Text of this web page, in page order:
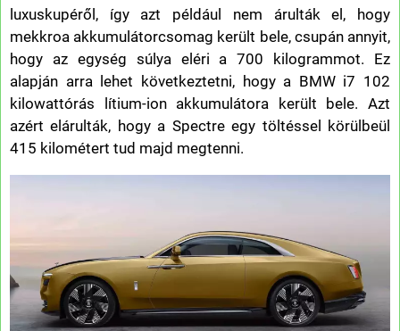
luxuskupéről, így azt például nem árulták el, hogy
mekkroa akkumulátorcsomag került bele, csupán annyit,
hogy az egység súlya eléri a 700 kilogrammot. Ez
alapján arra lehet következtetni, hogy a BMW i7 102
kilowattórás lítium-ion akkumulátora került bele. Azt
azért elárulták, hogy a Spectre egy töltéssel körülbeül
415 kilométert tud majd megtenni.